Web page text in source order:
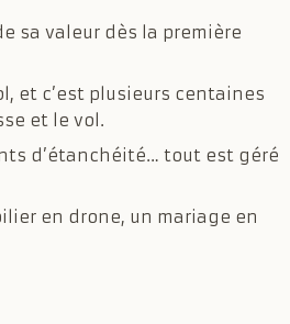
sa valeur dès la première
et c’est plusieurs centaines
et le vol.
d’étanchéité… tout est géré
en drone, un mariage en